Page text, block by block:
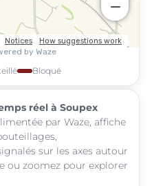
Bloqué
réel à Soupex
par Waze, affiche
sur les axes autour
ou zoomez pour explorer